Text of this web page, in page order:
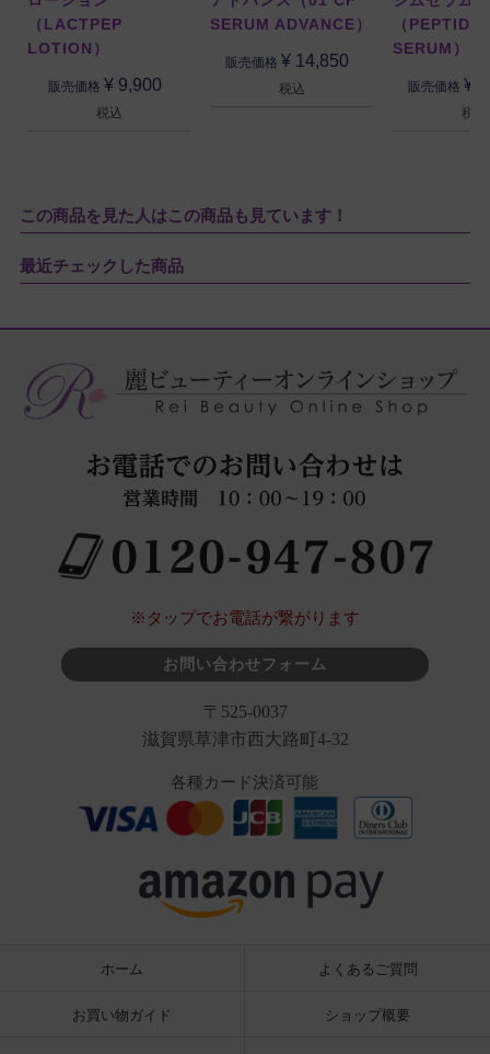
（LACTPEP
LOTION）
販売価格 ¥ 9,900
税込
SERUM ADVANCE）
販売価格 ¥ 14,850
税込
（PEPTIDE
SERUM）
販売価格 ¥
税込
この商品を見た人はこの商品も見ています！
最近チェックした商品
※タップでお電話が繋がります
お問い合わせフォーム
〒525-0037
滋賀県草津市西大路町4-32
各種カード決済可能
ホーム よくあるご質問
お買い物ガイド ショップ概要